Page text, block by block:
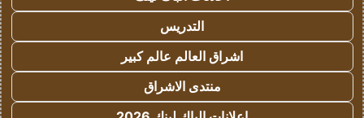
التدريس
اشراق العالم عالم كبير
منتدى الاشراق